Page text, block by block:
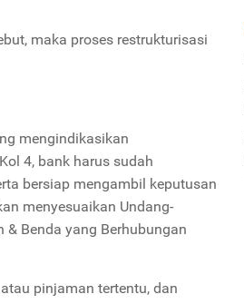
maka proses restrukturisasi
mengindikasikan
4, bank harus sudah
bersiap mengambil keputusan
menyesuaikan Undang-
Benda yang Berhubungan
pinjaman tertentu, dan